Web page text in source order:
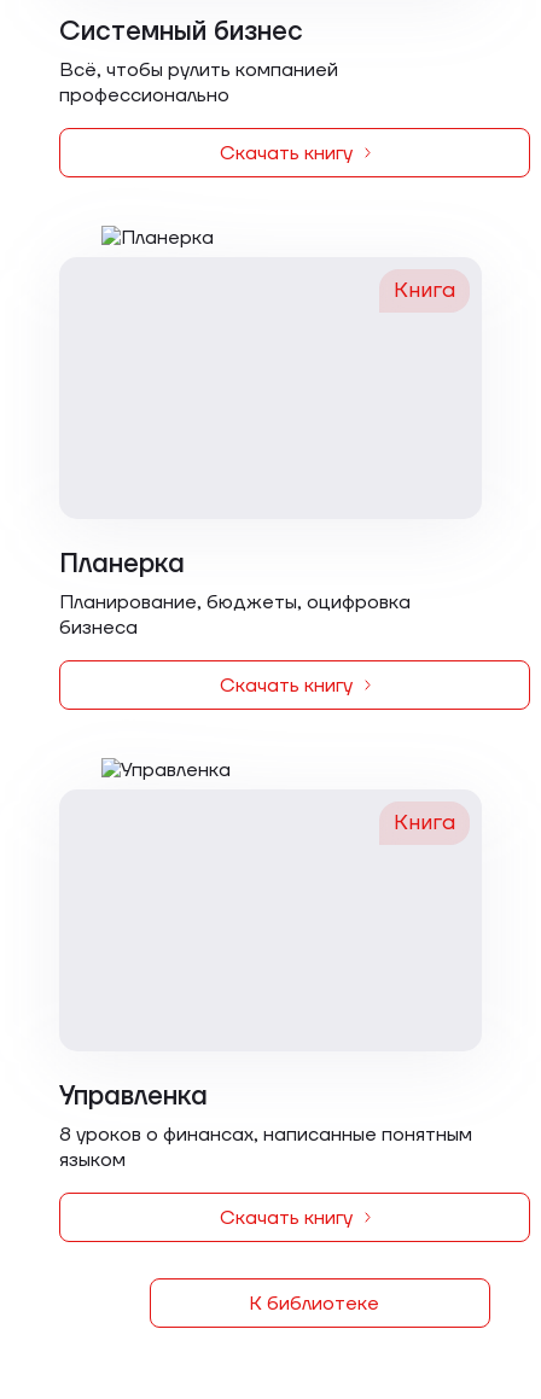
Системный бизнес
Всё, чтобы рулить компанией
профессионально
Скачать книгу
Книга
Планерка
Планирование, бюджеты, оцифровка
бизнеса
Скачать книгу
Книга
Управленка
8 уроков о финансах, написанные понятным
языком
Скачать книгу
К библиотеке